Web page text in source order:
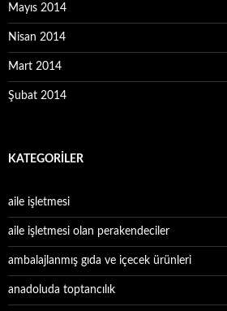
Mayıs 2014
Nisan 2014
Mart 2014
Şubat 2014
KATEGORILER
aile işletmesi
aile işletmesi olan perakendeciler
ambalajlanmış gıda ve içecek ürünleri
anadoluda toptancılık